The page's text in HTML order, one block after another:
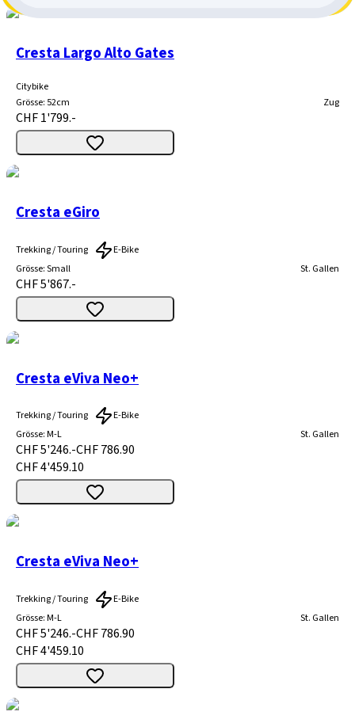
Cresta Largo Alto Gates
Citybike
Grösse: 52cm Zug
CHF 1'799.-
Cresta eGiro
Trekking / Touring
E-Bike
Grösse:Small St. Gallen
CHF 5'867.-
Cresta eViva Neo+
Trekking / Touring
E-Bike
Grösse:M-L St. Gallen
CHF 5'246.-CHF 786.90
CHF 4'459.10
Cresta eViva Neo+
Trekking / Touring
E-Bike
Grösse:M-L St. Gallen
CHF 5'246.-CHF 786.90
CHF 4'459.10